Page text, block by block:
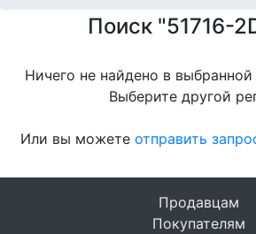
Поиск "51716-
Ничего не найдено в
Выберите другой
Или вы можете отправить
Продавцам
Покупателям